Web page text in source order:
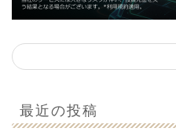
最近の投稿